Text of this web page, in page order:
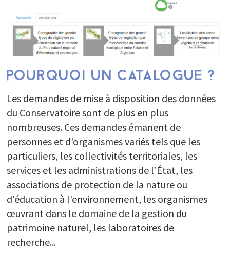
POURQUOI UN CATALOGUE ?
Les demandes de mise à disposition des données
du Conservatoire sont de plus en plus
nombreuses. Ces demandes émanent de
personnes et d'organismes variés tels que les
particuliers, les collectivités territoriales, les
services et les administrations de l’État, les
associations de protection de la nature ou
d'éducation à l'environnement, les organismes
œuvrant dans le domaine de la gestion du
patrimoine naturel, les laboratoires de
recherche...